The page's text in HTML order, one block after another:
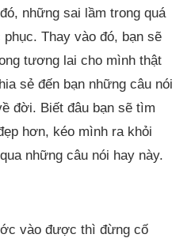
những sai lầm trong quá
Thay vào đó, bạn sẽ
tương lai cho mình thật
sẻ đến bạn những câu nói
đời. Biết đâu bạn sẽ tìm
hơn, kéo mình ra khỏi
những câu nói hay này.
vào được thì đừng cố